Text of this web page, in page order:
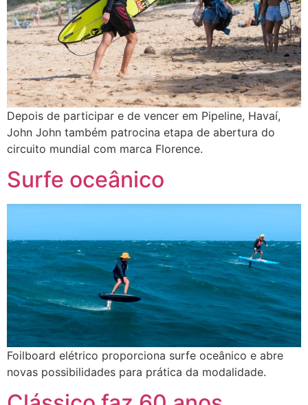
Depois de participar e de vencer em Pipeline, Havaí,
John John também patrocina etapa de abertura do
circuito mundial com marca Florence.
Surfe oceânico
Foilboard elétrico proporciona surfe oceânico e abre
novas possibilidades para prática da modalidade.